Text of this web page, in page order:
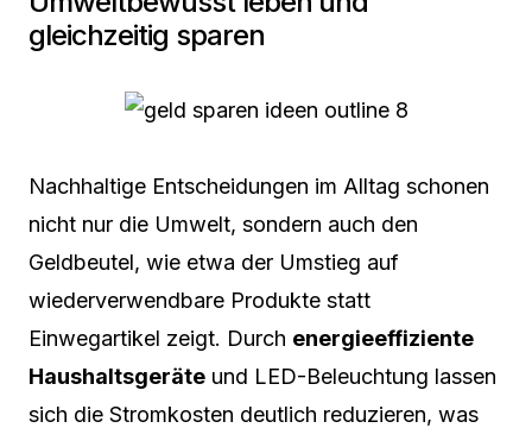
gleichzeitig sparen
Nachhaltige Entscheidungen im Alltag schonen
nicht nur die Umwelt, sondern auch den
Geldbeutel, wie etwa der Umstieg auf
wiederverwendbare Produkte statt
Einwegartikel zeigt. Durch energieeffiziente
Haushaltsgeräte und LED-Beleuchtung lassen
sich die Stromkosten deutlich reduzieren, was